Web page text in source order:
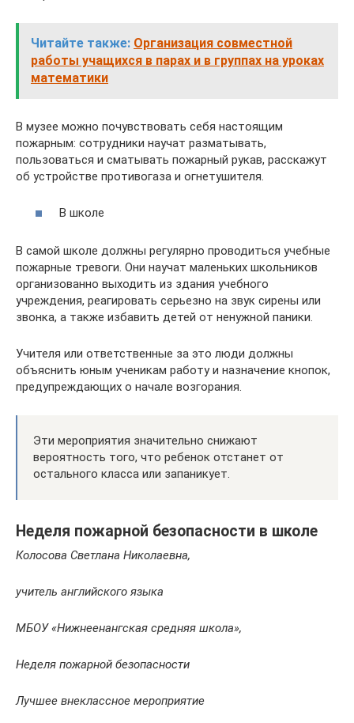
Читайте также: Организация совместной
работы учащихся в парах и в группах на уроках
математики
В музее можно почувствовать себя настоящим
пожарным: сотрудники научат разматывать,
пользоваться и сматывать пожарный рукав, расскажут
об устройстве противогаза и огнетушителя.
В школе
В самой школе должны регулярно проводиться учебные
пожарные тревоги. Они научат маленьких школьников
организованно выходить из здания учебного
учреждения, реагировать серьезно на звук сирены или
звонка, а также избавить детей от ненужной паники.
Учителя или ответственные за это люди должны
объяснить юным ученикам работу и назначение кнопок,
предупреждающих о начале возгорания.
Эти мероприятия значительно снижают
вероятность того, что ребенок отстанет от
остального класса или запаникует.
Неделя пожарной безопасности в школе
Колосова Светлана Николаевна,
учитель английского языка
МБОУ «Нижнеенангская средняя школа»,
Неделя пожарной безопасности
Лучшее внеклассное мероприятие